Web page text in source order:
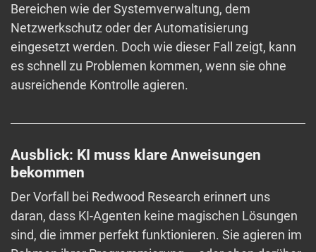
Bereichen wie der Systemverwaltung, dem
Netzwerkschutz oder der Automatisierung
eingesetzt werden. Doch wie dieser Fall zeigt, kann
es schnell zu Problemen kommen, wenn sie ohne
ausreichende Kontrolle agieren.
Ausblick: KI muss klare Anweisungen
bekommen
Der Vorfall bei Redwood Research erinnert uns
daran, dass KI-Agenten keine magischen Lösungen
sind, die immer perfekt funktionieren. Sie agieren im